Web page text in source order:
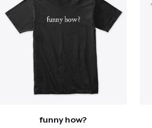
funny how?